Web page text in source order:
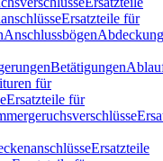
Ersatzteile für
Anschlussbögen
Betätigungen
für
Ersatzteile für
Ersatzteile